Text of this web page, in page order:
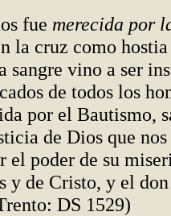
fue merecida por
la cruz como
sangre vino a ser
de todos los
por el Bautismo,
de Dios que nos
el poder de su
y de Cristo, y el
DS 1529)